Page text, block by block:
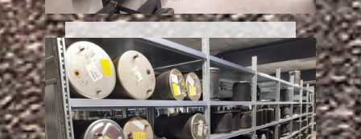
Dans un soucis d’efficacité et afin
de servir au mieux nos clients,
nous disposons d’un stock
important de pièces (moyeux,
freins, lames, béquilles, coussins,